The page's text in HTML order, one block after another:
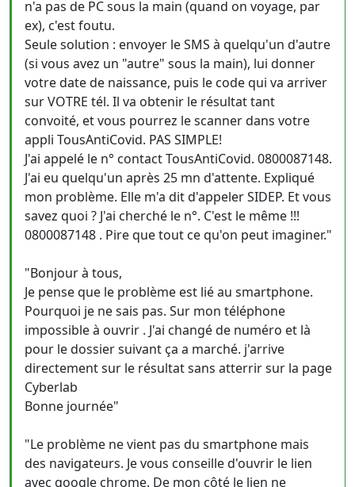
n'a pas de PC sous la main (quand on voyage, par
ex), c'est foutu.
Seule solution : envoyer le SMS à quelqu'un d'autre
(si vous avez un "autre" sous la main), lui donner
votre date de naissance, puis le code qui va arriver
sur VOTRE tél. Il va obtenir le résultat tant
convoité, et vous pourrez le scanner dans votre
appli TousAntiCovid. PAS SIMPLE!
J'ai appelé le n° contact TousAntiCovid. 0800087148.
J'ai eu quelqu'un après 25 mn d'attente. Expliqué
mon problème. Elle m'a dit d'appeler SIDEP. Et vous
savez quoi ? J'ai cherché le n°. C'est le même !!!
0800087148 . Pire que tout ce qu'on peut imaginer."
"Bonjour à tous,
Je pense que le problème est lié au smartphone.
Pourquoi je ne sais pas. Sur mon téléphone
impossible à ouvrir . J'ai changé de numéro et là
pour le dossier suivant ça a marché. j'arrive
directement sur le résultat sans atterrir sur la page
Cyberlab
Bonne journée"
"Le problème ne vient pas du smartphone mais
des navigateurs. Je vous conseille d'ouvrir le lien
avec google chrome. De mon côté le lien ne